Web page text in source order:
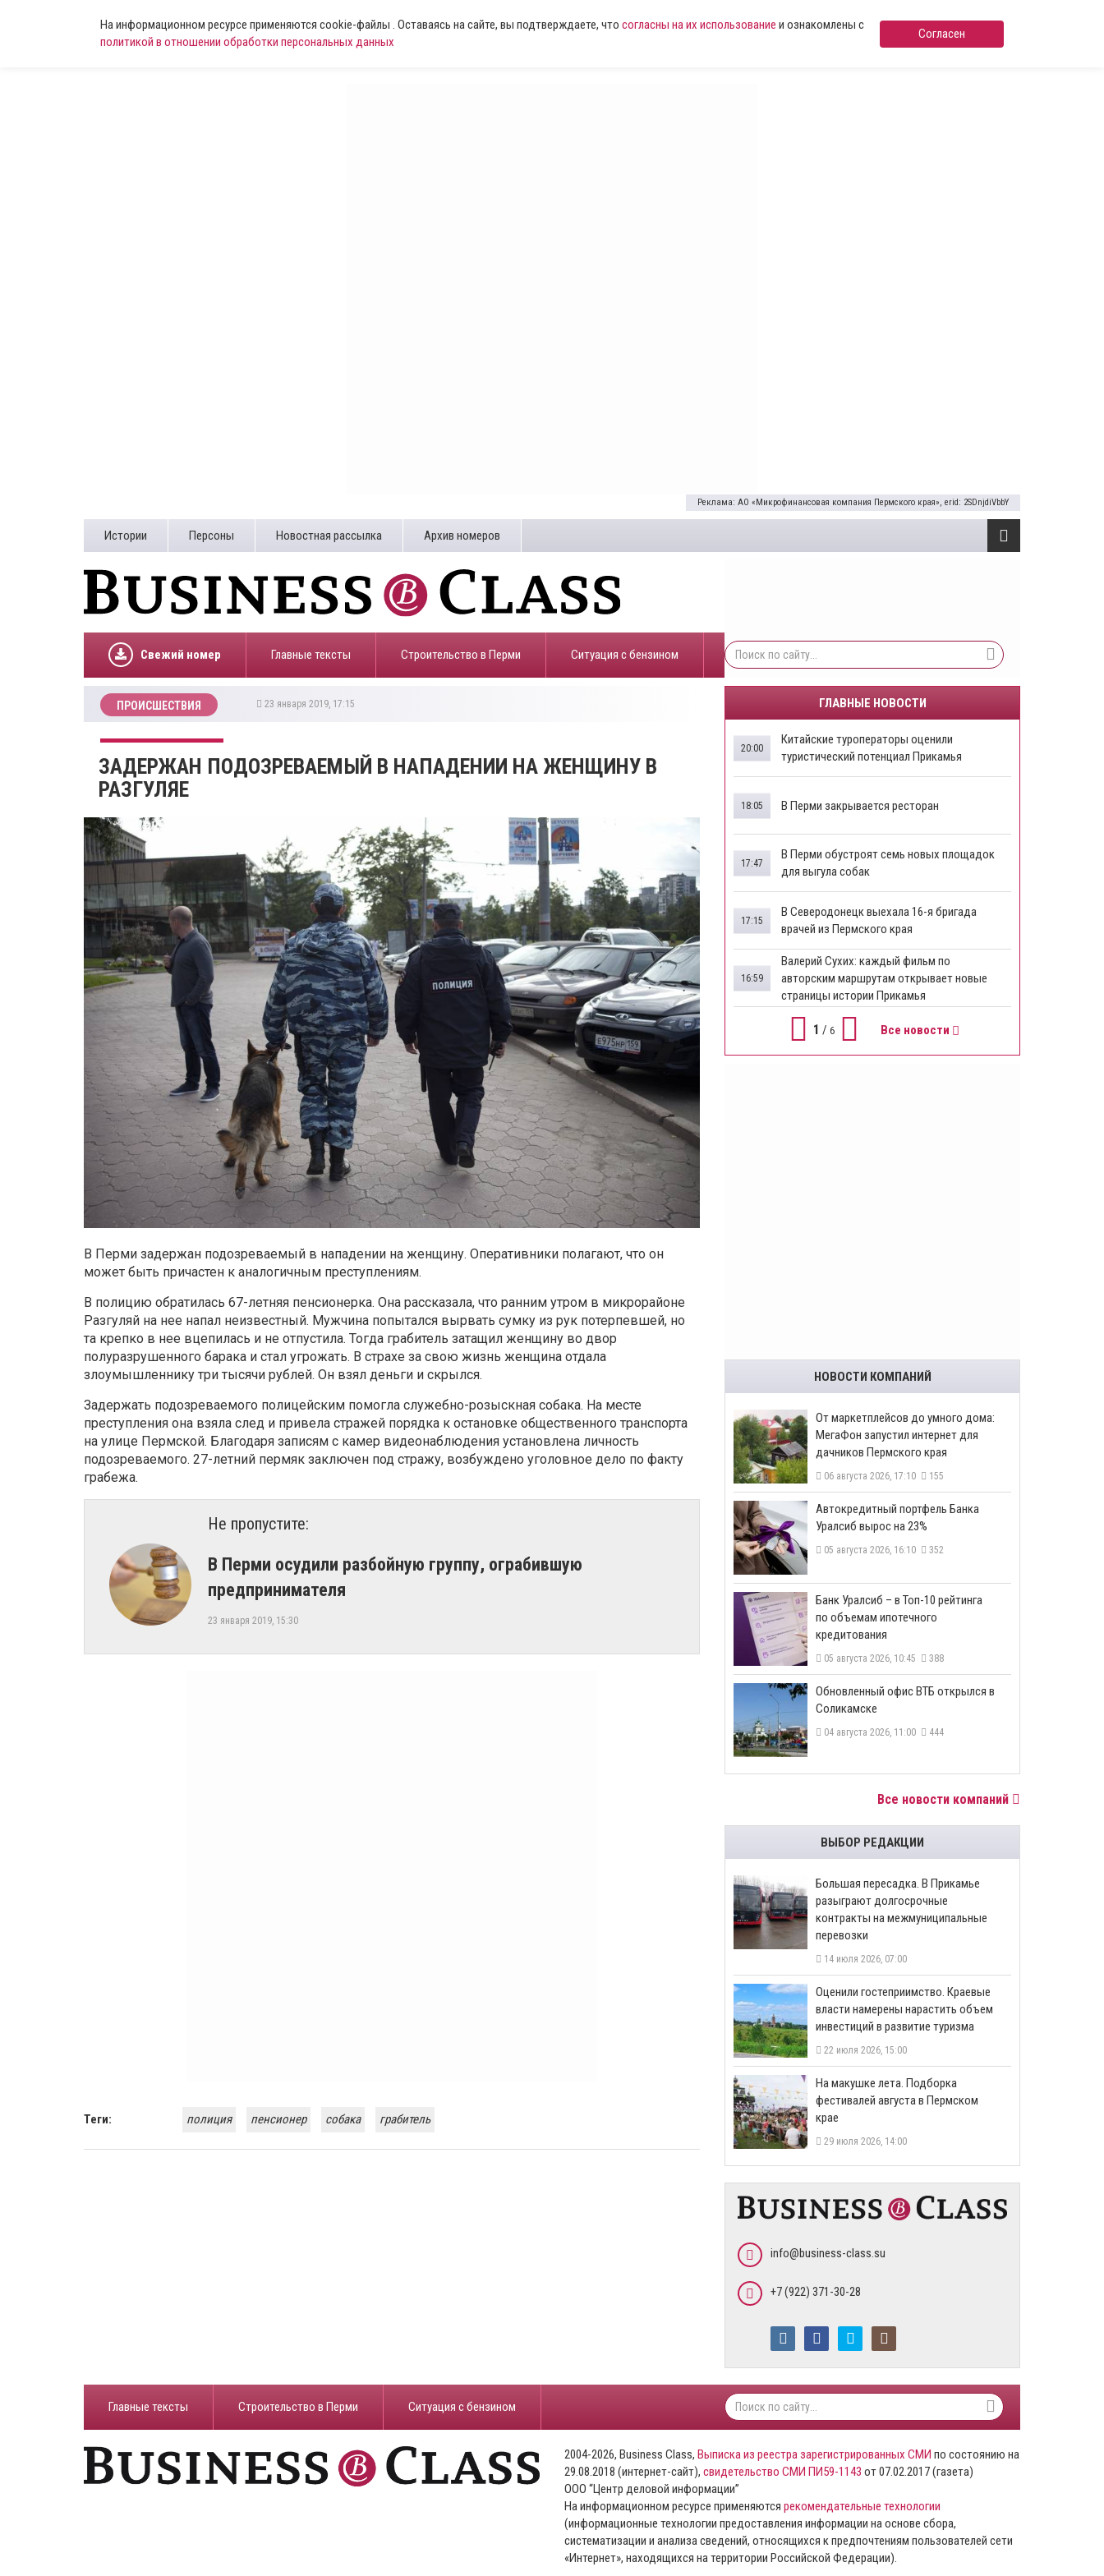
На информационном ресурсе применяются cookie-файлы . Оставаясь на сайте, вы подтверждаете, что согласны на их использование и ознакомлены с
политикой в отношении обработки персональных данных
Согласен
Реклама: АО «Микрофинансовая компания Пермского края», erid: 2SDnjdiVbbY
Истории Персоны Новостная рассылка Архив номеров
Свежий номер Главные тексты Строительство в Перми ​Ситуация с бензином
ПРОИСШЕСТВИЯ 23 января 2019, 17:15
ЗАДЕРЖАН ПОДОЗРЕВАЕМЫЙ В НАПАДЕНИИ НА ЖЕНЩИНУ В
РАЗГУЛЯЕ
В Перми задержан подозреваемый в нападении на женщину. Оперативники полагают, что он
может быть причастен к аналогичным преступлениям.
В полицию обратилась 67-летняя пенсионерка. Она рассказала, что ранним утром в микрорайоне
Разгуляй на нее напал неизвестный. Мужчина попытался вырвать сумку из рук потерпевшей, но
та крепко в нее вцепилась и не отпустила. Тогда грабитель затащил женщину во двор
полуразрушенного барака и стал угрожать. В страхе за свою жизнь женщина отдала
злоумышленнику три тысячи рублей. Он взял деньги и скрылся.
Задержать подозреваемого полицейским помогла служебно-розыскная собака. На месте
преступления она взяла след и привела стражей порядка к остановке общественного транспорта
на улице Пермской. Благодаря записям с камер видеонаблюдения установлена личность
подозреваемого. 27-летний пермяк заключен под стражу, возбуждено уголовное дело по факту
грабежа.
Не пропустите:
В Перми осудили разбойную группу, ограбившую
предпринимателя
23 января 2019, 15:30
Теги: полиция пенсионер собака грабитель
ГЛАВНЫЕ НОВОСТИ
Китайские туроператоры оценили
туристический потенциал Прикамья
20:00
В Перми закрывается ресторан
18:05
​В Перми обустроят семь новых площадок
для выгула собак
17:47
В Северодонецк выехала 16-я бригада
врачей из Пермского края
17:15
​Валерий Сухих: каждый фильм по
авторским маршрутам открывает новые
страницы истории Прикамья
16:59
1 / 6 Все новости
НОВОСТИ КОМПАНИЙ
От маркетплейсов до умного дома:
МегаФон запустил интернет для
дачников Пермского края
06 августа 2026, 17:10 155
​Автокредитный портфель Банка
Уралсиб вырос на 23%
05 августа 2026, 16:10 352
​Банк Уралсиб – в Топ-10 рейтинга
по объемам ипотечного
кредитования
05 августа 2026, 10:45 388
​Обновленный офис ВТБ открылся в
Соликамске
04 августа 2026, 11:00 444
Все новости компаний
ВЫБОР РЕДАКЦИИ
Большая пересадка. В Прикамье
разыграют долгосрочные
контракты на межмуниципальные
перевозки
14 июля 2026, 07:00
Оценили гостеприимство. Краевые
власти намерены нарастить объем
инвестиций в развитие туризма
22 июля 2026, 15:00
На макушке лета. Подборка
фестивалей августа в Пермском
крае
29 июля 2026, 14:00
info@business-class.su
+7 (922) 371-30-28
Главные тексты Строительство в Перми ​Ситуация с бензином
2004-2026, Business Class, Выписка из реестра зарегистрированных СМИ по состоянию на
29.08.2018 (интернет-сайт), свидетельство СМИ ПИ59-1143 от 07.02.2017 (газета)
ООО “Центр деловой информации”
На информационном ресурсе применяются рекомендательные технологии
(информационные технологии предоставления информации на основе сбора,
систематизации и анализа сведений, относящихся к предпочтениям пользователей сети
«Интернет», находящихся на территории Российской Федерации).